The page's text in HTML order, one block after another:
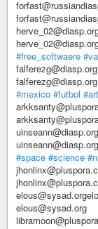
#free_softwaere
falferezg@diasp.org
#mexico #futbol
uinseann@diasp.org
#space #science
elous@sysad.org